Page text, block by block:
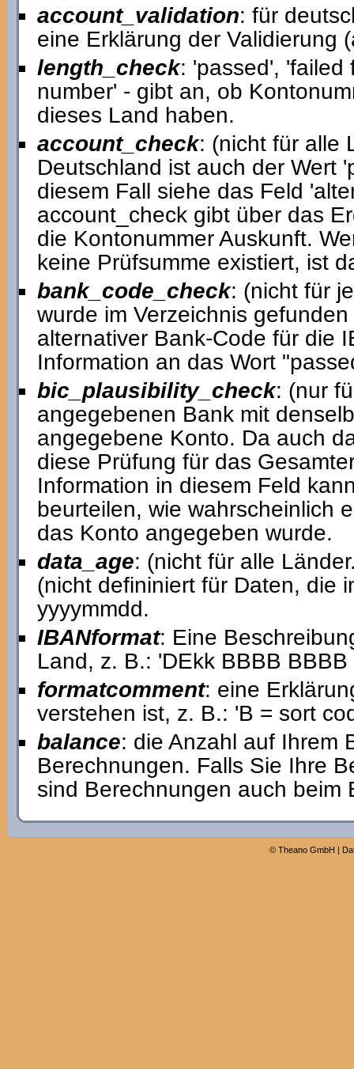
account_validation: für
eine Erklärung der Validierung
length_check: 'passed', 'failed
number' - gibt an, ob
dieses Land haben.
account_check: (nicht für alle
Deutschland ist auch der Wert
diesem Fall siehe das Feld
account_check gibt über das
die Kontonummer Auskunft.
keine Prüfsumme existiert, ist
bank_code_check: (nicht für
wurde im Verzeichnis
alternativer Bank-Code für die
Information an das Wort
bic_plausibility_check: (nur
angegebenen Bank mit
angegebene Konto. Da auch
diese Prüfung für das
Information in diesem Feld
beurteilen, wie wahrscheinlich
das Konto angegeben wurde.
data_age: (nicht für alle
(nicht defininiert für Daten, die
yyyymmdd.
IBANformat: Eine
Land, z. B.: 'DEkk BBBB
formatcomment: eine
verstehen ist, z. B.: 'B = sort
balance: die Anzahl auf Ihrem
Berechnungen. Falls Sie Ihre
sind Berechnungen auch beim
© Theano GmbH |